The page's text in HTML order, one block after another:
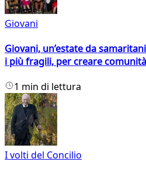
Giovani
Giovani, un’estate da
i più fragili, per creare comunità
1 min di lettura
I volti del Concilio